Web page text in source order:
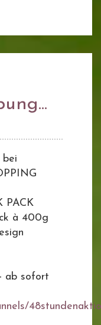
bei
PACK
à 400g
ab sofort